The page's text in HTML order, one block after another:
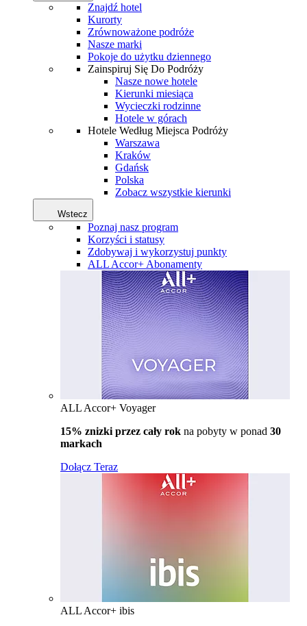
Znajdź hotel
Kurorty
Zrównoważone podróże
Nasze marki
Pokoje do użytku dziennego
Zainspiruj Się Do Podróży
Nasze nowe hotele
Kierunki miesiąca
Wycieczki rodzinne
Hotele w górach
Hotele Według Miejsca Podróży
Warszawa
Kraków
Gdańsk
Polska
Zobacz wszystkie kierunki
Wstecz
Poznaj nasz program
Korzyści i statusy
Zdobywaj i wykorzystuj punkty
ALL Accor+ Abonamenty
ALL Accor+ Voyager
15% znizki przez cały rok na pobyty w ponad 30
markach
Dołącz Teraz
ALL Accor+ ibis